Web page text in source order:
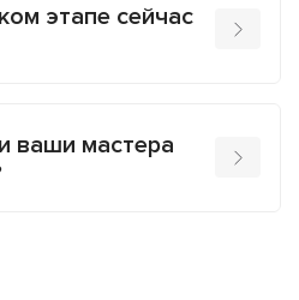
этапе сейчас
ваши мастера